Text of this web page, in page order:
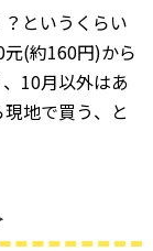
というくらい
(約160円)から
10月以外はあ
地で買う、と